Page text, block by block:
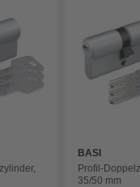
BASI
Profil-
35/50 mm